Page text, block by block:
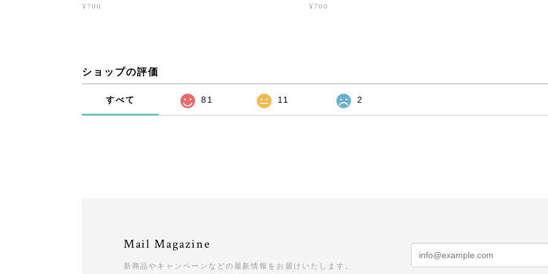
¥700 ¥700
ショップの評価
すべて 81 11 2
Mail Magazine
新商品やキャンペーンなどの最新情報をお届けいたします。